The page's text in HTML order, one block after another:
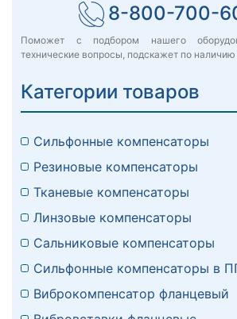
8-800-700-
Поможет с подбором нашего
технические вопросы, подскажет по
Категории товаров
Сильфонные компенсаторы
Резиновые компенсаторы
Тканевые компенсаторы
Линзовые компенсаторы
Сальниковые компенсаторы
Сильфонные компенсаторы в
Виброкомпенсатор фланцевый